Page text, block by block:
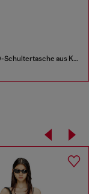
Scrunch-D-Schultertasche aus Knitter-Leder